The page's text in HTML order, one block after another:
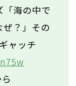
海の中で
ぜ？」その
ャッチ